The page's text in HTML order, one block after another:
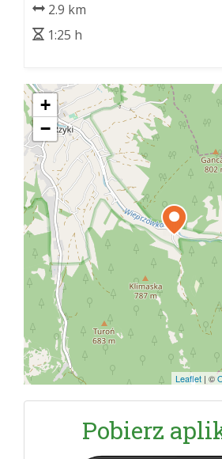
2.9 km
1:25 h
+
−
Leaflet | ©
Pobierz